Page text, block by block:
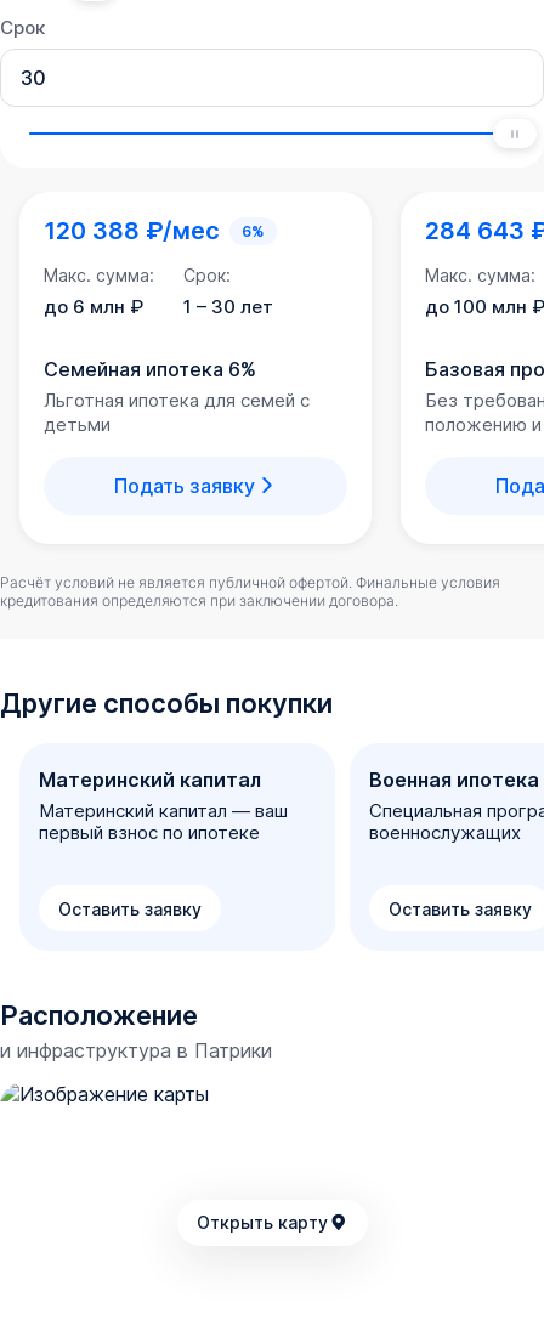
Срок
120 388 ₽/мес 6%
Макс. сумма:
до 6 млн ₽
Срок:
1 – 30 лет
Семейная ипотека 6%
Льготная ипотека для семей с
детьми
Подать заявку
284 643
Макс. сумма:
до 100 млн ₽
Базовая
Без
положению
Расчёт условий не является публичной офертой. Финальные условия
кредитования определяются при заключении договора.
Другие способы покупки
Материнский капитал
Материнский капитал — ваш
первый взнос по ипотеке
Оставить заявку
Военная ипотека
Специальная
военнослужащих
Оставить заявку
Расположение
и инфраструктура в Патрики
Открыть карту